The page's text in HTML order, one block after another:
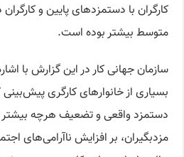
کارگران با دستمزدهای پایین و
متوسط ​​بیشتر بوده است.
سازمان جهانی کار در این گزارش با
بسیاری از خانوارهای کارگری
دستمزد واقعی و تضعیف هرچه
مزدبگیران، بر افزایش ناآرامی‌های